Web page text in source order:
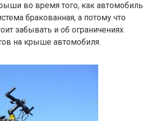
во время того, как автомобиль
бракованная, а потому что
забывать и об ограничениях
на крыше автомобиля.